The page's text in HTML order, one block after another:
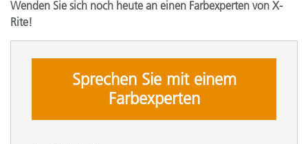
Wenden Sie sich noch heute an einen Farbexperten von X-
Rite!
Sprechen Sie mit einem
Farbexperten